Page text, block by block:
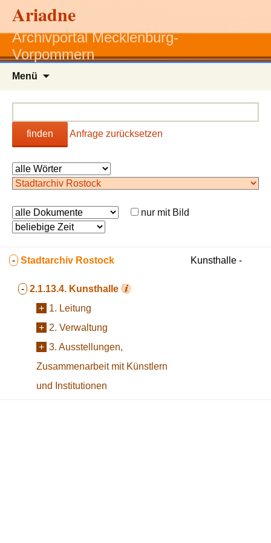
Ariadne
Archivportal Mecklenburg-
Vorpommern
Menü
finden Anfrage zurücksetzen
nur mit Bild
- Stadtarchiv Rostock
- 2.1.13.4. Kunsthalle
+ 1. Leitung
+ 2. Verwaltung
+ 3. Ausstellungen,
Zusammenarbeit mit Künstlern
und Institutionen
Kunsthalle -